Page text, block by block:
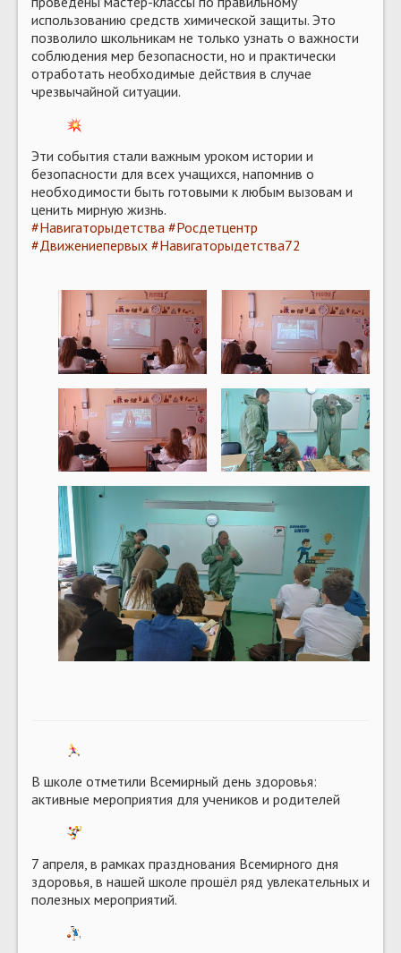
использованию средств химической защиты. Это
позволило школьникам не только узнать о важности
соблюдения мер безопасности, но и практически
отработать необходимые действия в случае
чрезвычайной ситуации.
Эти события стали важным уроком истории и
безопасности для всех учащихся, напомнив о
необходимости быть готовыми к любым вызовам и
ценить мирную жизнь.
#Навигаторыдетства #Росдетцентр
#Движениепервых #Навигаторыдетства72
В школе отметили Всемирный день здоровья:
активные мероприятия для учеников и родителей
7 апреля, в рамках празднования Всемирного дня
здоровья, в нашей школе прошёл ряд увлекательных и
полезных мероприятий.